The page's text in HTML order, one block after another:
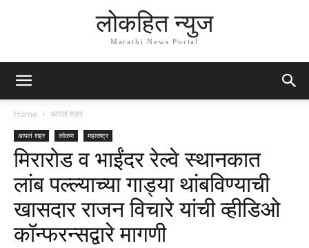
लोकहित न्युज
Marathi News Portal
Home आपलं शहर
आपलं शहर कोकण महाराष्ट्र
मिरारोड व भाईंदर रेल्वे स्थानकात
लांब पल्ल्याच्या गाड्या थांबविण्याची
खासदार राजन विचारे यांची व्हीडिओ
कॉन्फरन्सद्वारे मागणी